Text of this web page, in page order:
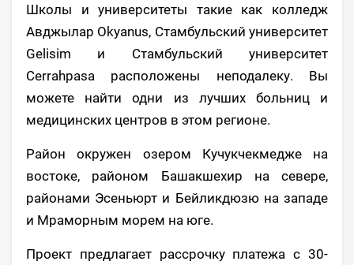
Школы и университеты такие как колледж
Авджылар Okyanus, Стамбульский университет
Gelisim и Стамбульский университет
Cerrahpasa расположены неподалеку. Вы
можете найти одни из лучших больниц и
медицинских центров в этом регионе.
Район окружен озером Кучукчекмедже на
востоке, районом Башакшехир на севере,
районами Эсеньюрт и Бейликдюзю на западе
и Мраморным морем на юге.
Проект предлагает рассрочку платежа с 30-